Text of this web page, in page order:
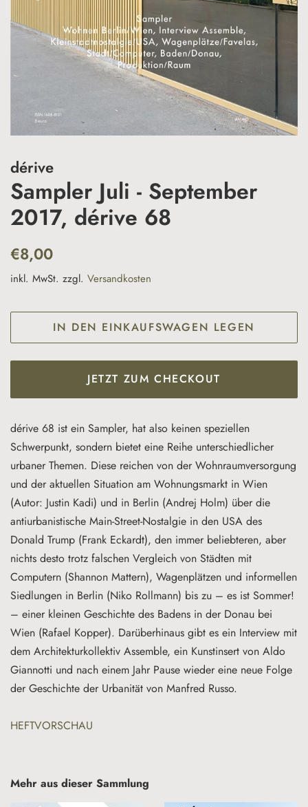
dérive
Sampler Juli - September
2017, dérive 68
Normaler
€8,00
inkl. MwSt. zzgl. Versandkosten
IN DEN EINKAUFSWAGEN LEGEN
JETZT ZUM CHECKOUT
dérive 68 ist ein Sampler, hat also keinen speziellen
Schwerpunkt, sondern bietet eine Reihe unterschiedlicher
urbaner Themen. Diese reichen von der Wohnraumversorgung
und der aktuellen Situation am Wohnungsmarkt in Wien
(Autor: Justin Kadi) und in Berlin (Andrej Holm) über die
antiurbanistische Main-Street-Nostalgie in den USA des
Donald Trump (Frank Eckardt), den immer beliebteren, aber
nichts desto trotz falschen Vergleich von Städten mit
Computern (Shannon Mattern), Wagenplätzen und informellen
Siedlungen in Berlin (Niko Rollmann) bis zu – es ist Sommer!
– einer kleinen Geschichte des Badens in der Donau bei
Wien (Rafael Kopper). Darüberhinaus gibt es ein Interview mit
dem Architekturkollektiv Assemble, ein Kunstinsert von Aldo
Giannotti und nach einem Jahr Pause wieder eine neue Folge
der Geschichte der Urbanität von Manfred Russo.
HEFTVORSCHAU
Mehr aus dieser Sammlung